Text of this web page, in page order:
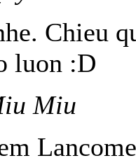
Chieu
luon :D
Miu